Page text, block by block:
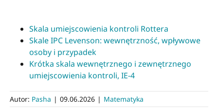
Skala umiejscowienia kontroli Rottera
Skale IPC Levenson: wewnętrzność, wpływowe
osoby i przypadek
Krótka skala wewnętrznego i zewnętrznego
umiejscowienia kontroli, IE-4
Autor: Pasha | 09.06.2026 | Matematyka